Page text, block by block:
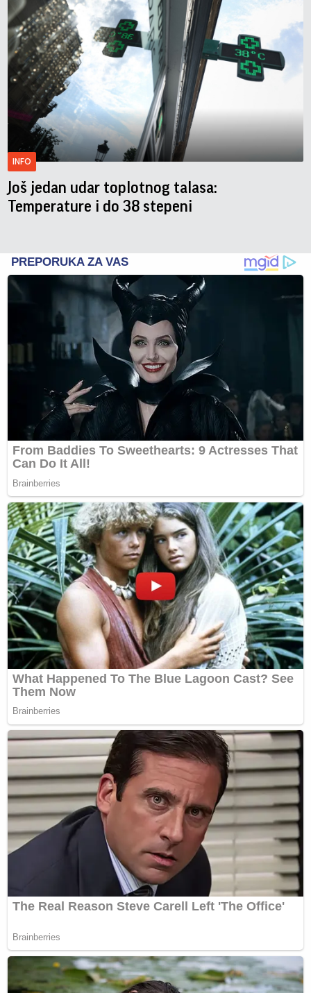
INFO
Još jedan udar toplotnog talasa:
Temperature i do 38 stepeni